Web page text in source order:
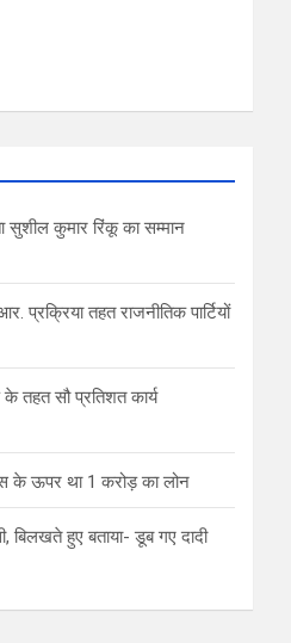
सुशील कुमार रिंकू का सम्मान
प्रक्रिया तहत राजनीतिक पार्टियों
तहत सौ प्रतिशत कार्य
के ऊपर था 1 करोड़ का लोन
बिलखते हुए बताया- डूब गए दादी